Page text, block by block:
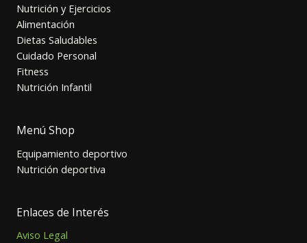
Nutrición y Ejercicios
Alimentación
Dietas Saludables
Cuidado Personal
Fitness
Nutrición Infantil
Menú Shop
Equipamiento deportivo
Nutrición deportiva
Enlaces de Interés
Aviso Legal